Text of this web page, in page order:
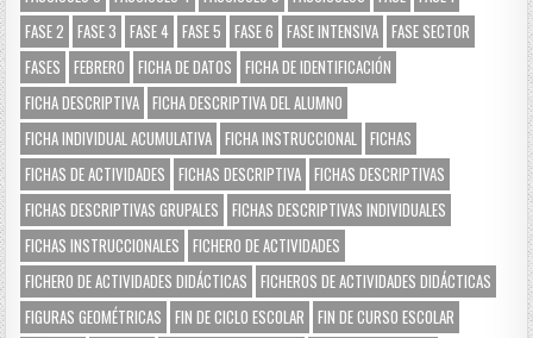
FASE 2
FASE 3 FASE 4 FASE 5 FASE 6 FASE INTENSIVA FASE SECTOR
FASES
FEBRERO FICHA DE DATOS
FICHA DE IDENTIFICACIÓN
FICHA DESCRIPTIVA FICHA DESCRIPTIVA DEL ALUMNO
FICHA INDIVIDUAL ACUMULATIVA FICHA INSTRUCCIONAL
FICHAS
FICHAS DE ACTIVIDADES
FICHAS DESCRIPTIVA FICHAS DESCRIPTIVAS
FICHAS DESCRIPTIVAS GRUPALES
FICHAS DESCRIPTIVAS INDIVIDUALES
FICHAS INSTRUCCIONALES
FICHERO DE ACTIVIDADES
FICHERO DE ACTIVIDADES DIDÁCTICAS
FICHEROS DE ACTIVIDADES DIDÁCTICAS
FIGURAS GEOMÉTRICAS
FIN DE CICLO ESCOLAR
FIN DE CURSO ESCOLAR